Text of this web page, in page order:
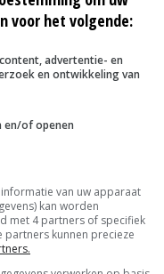
directeur
€ 1,25 € 0,10
voor het volgende:
advertentie- en
en ontwikkeling van
en/of openen
van uw apparaat
kan worden
met 4 partners of specifiek
kunnen precieze